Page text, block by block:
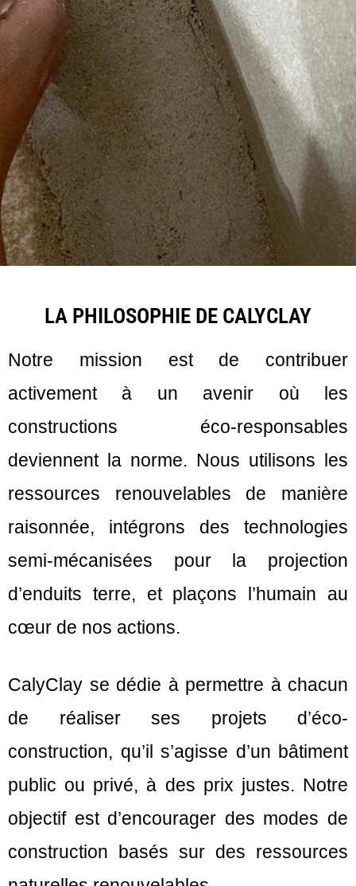
LA PHILOSOPHIE DE CALYCLAY
Notre mission est de contribuer
activement à un avenir où les
constructions éco-responsables
deviennent la norme. Nous utilisons les
ressources renouvelables de manière
raisonnée, intégrons des technologies
semi-mécanisées pour la projection
d’enduits terre, et plaçons l’humain au
cœur de nos actions.
CalyClay se dédie à permettre à chacun
de réaliser ses projets d’éco-
construction, qu’il s’agisse d’un bâtiment
public ou privé, à des prix justes. Notre
objectif est d’encourager des modes de
construction basés sur des ressources